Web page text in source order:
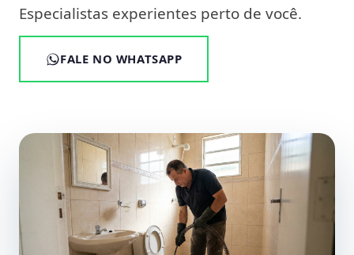
Especialistas experientes perto de você.
FALE NO WHATSAPP